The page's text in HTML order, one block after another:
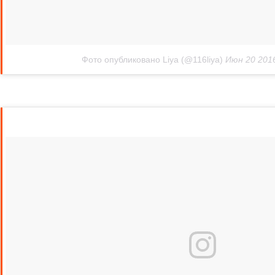
Фото опубликовано Liya (@116liya) Июн 20